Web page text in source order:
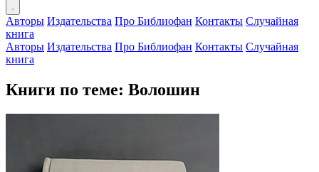
Авторы Издательства Про Библиофан Контакты Случайная
книга
Авторы Издательства Про Библиофан Контакты Случайная
книга
Книги по теме: Волошин